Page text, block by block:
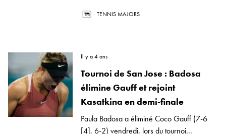
TENNIS MAJORS
Il y a 4 ans
Tournoi de San Jose : Badosa
élimine Gauff et rejoint
Kasatkina en demi-finale
Paula Badosa a éliminé Coco Gauff (7-6
[4], 6-2) vendredi, lors du tournoi...